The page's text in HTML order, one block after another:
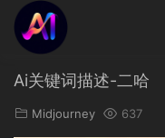
Ai关键词描述-二哈
Midjourney 637